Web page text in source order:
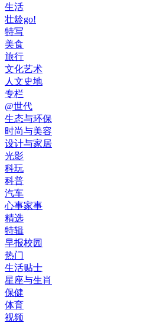
生活
壮龄go!
特写
美食
旅行
文化艺术
人文史地
专栏
@世代
生态与环保
时尚与美容
设计与家居
光影
科玩
科普
汽车
心事家事
精选
特辑
早报校园
热门
生活贴士
星座与生肖
保健
体育
视频